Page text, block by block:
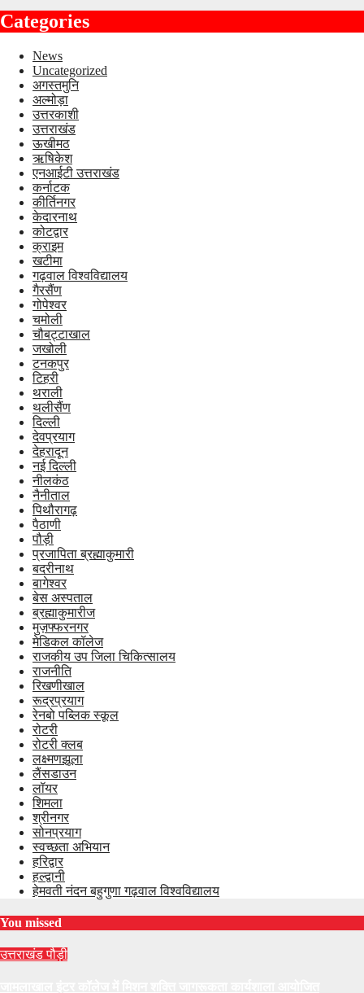
Categories
News
Uncategorized
अगस्तमुनि
अल्मोड़ा
उत्तरकाशी
उत्तराखंड
ऊखीमठ
ऋषिकेश
एनआईटी उत्तराखंड
कर्नाटक
कीर्तिनगर
केदारनाथ
कोटद्वार
क्राइम
खटीमा
गढ़वाल विश्वविद्यालय
गैरसैंण
गोपेश्वर
चमोली
चौबट्टाखाल
जखोली
टनकपुर
टिहरी
थराली
थलीसैंण
दिल्ली
देवप्रयाग
देहरादून
नई दिल्ली
नीलकंठ
नैनीताल
पिथौरागढ़
पैठाणी
पौड़ी
प्रजापिता ब्रह्माकुमारी
बदरीनाथ
बागेश्वर
बेस अस्पताल
ब्रह्माकुमारीज
मुज़फ्फरनगर
मेडिकल कॉलेज
राजकीय उप जिला चिकित्सालय
राजनीति
रिखणीखाल
रूद्रप्रयाग
रेनबो पब्लिक स्कूल
रोटरी
रोटरी क्लब
लक्ष्मणझूला
लैंसडाउन
लॉयर
शिमला
श्रीनगर
सोनप्रयाग
स्वच्छता अभियान
हरिद्वार
हल्द्वानी
हेमवती नंदन बहुगुणा गढ़वाल विश्वविद्यालय
You missed
उत्तराखंडपौड़ी